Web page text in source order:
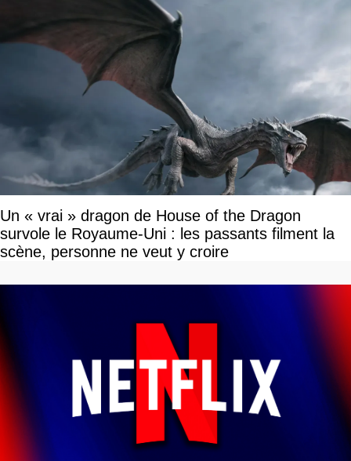
Un « vrai » dragon de House of the Dragon
survole le Royaume-Uni : les passants filment la
scène, personne ne veut y croire